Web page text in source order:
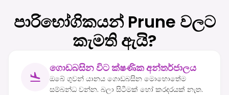
පාරිභෝගිකයන් Prune වලට
කැමති ඇයි?
ගොඩබසින විට ක්ෂණික අන්තර්ජාලය
ඔබේ ගුවන් යානය ගොඩබසින මොහොතේම
සම්බන්ධ වන්න. බලා සිටීමක් හෝ කරදරයක් නැත.